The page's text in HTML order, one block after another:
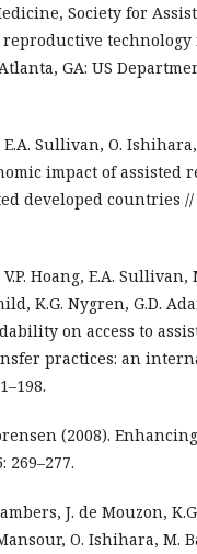
Society for
reproductive
GA: US
Sullivan, O.
impact of assisted
developed countries
Hoang, E.A.
K.G. Nygren, G.D.
on access to
practices: an
(2008).
269–277.
J. de Mouzon,
O. Ishihara, M.